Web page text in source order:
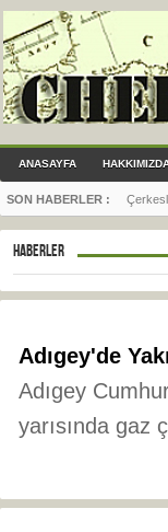
ANASAYFA
SON HABERLER :
HABERLER
Adıgey'de
Adıgey
yarısında gaz